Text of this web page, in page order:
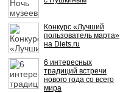
Конкурс «Лучший
пользователь марта»
на Diets.ru
6 интересных
традиций встречи
нового года со всего
мира